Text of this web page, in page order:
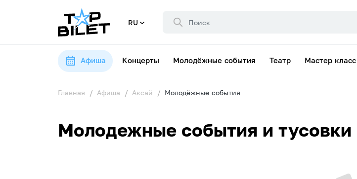
RU
Афиша Концерты Молодёжные события Театр Мастер класс
Главная Афиша Аксай Молодёжные события
Молодежные события и тусовки